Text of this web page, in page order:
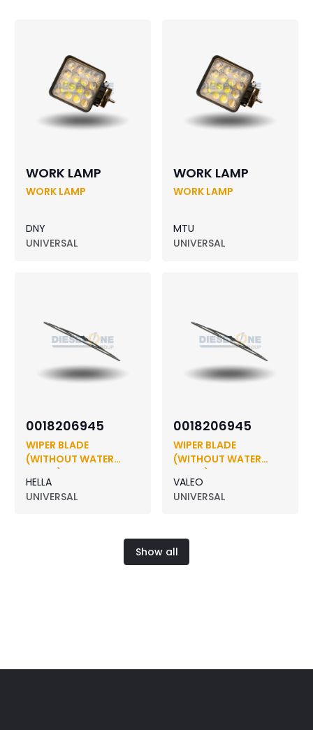
WORK LAMP
WORK LAMP
DNY
UNIVERSAL
WORK LAMP
WORK LAMP
MTU
UNIVERSAL
0018206945
WIPER BLADE
(WITHOUT WATER
SPRAY)
HELLA
UNIVERSAL
0018206945
WIPER BLADE
(WITHOUT WATER
SPRAY)
VALEO
UNIVERSAL
Show all